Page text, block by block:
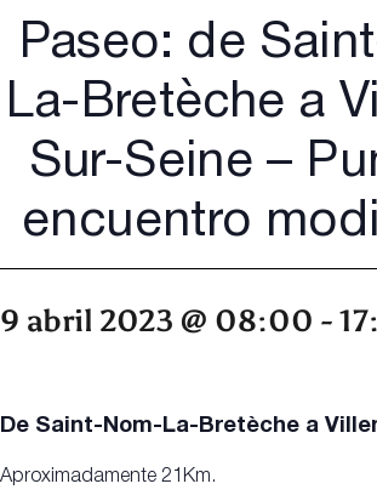
Paseo: de
La-Bretèche a
Sur-Seine –
encuentro
9 abril 2023 @ 08:00 -
De Saint-Nom-La-Bretèche a
Aproximadamente 21Km.